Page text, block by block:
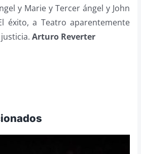
y Marie y Tercer ángel y John
éxito, a Teatro aparentemente
Arturo Reverter